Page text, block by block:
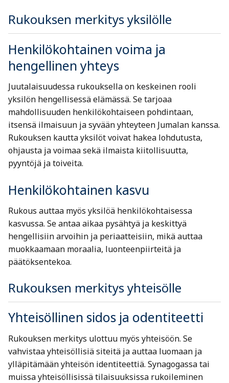
Rukouksen merkitys yksilölle
Henkilökohtainen voima ja
hengellinen yhteys
Juutalaisuudessa rukouksella on keskeinen rooli
yksilön hengellisessä elämässä. Se tarjoaa
mahdollisuuden henkilökohtaiseen pohdintaan,
itsensä ilmaisuun ja syvään yhteyteen Jumalan kanssa.
Rukouksen kautta yksilöt voivat hakea lohdutusta,
ohjausta ja voimaa sekä ilmaista kiitollisuutta,
pyyntöjä ja toiveita.
Henkilökohtainen kasvu
Rukous auttaa myös yksilöä henkilökohtaisessa
kasvussa. Se antaa aikaa pysähtyä ja keskittyä
hengellisiin arvoihin ja periaatteisiin, mikä auttaa
muokkaamaan moraalia, luonteenpiirteitä ja
päätöksentekoa.
Rukouksen merkitys yhteisölle
Yhteisöllinen sidos ja odentiteetti
Rukouksen merkitys ulottuu myös yhteisöön. Se
vahvistaa yhteisöllisiä siteitä ja auttaa luomaan ja
ylläpitämään yhteisön identiteettiä. Synagogassa tai
muissa yhteisöllisissä tilaisuuksissa rukoileminen